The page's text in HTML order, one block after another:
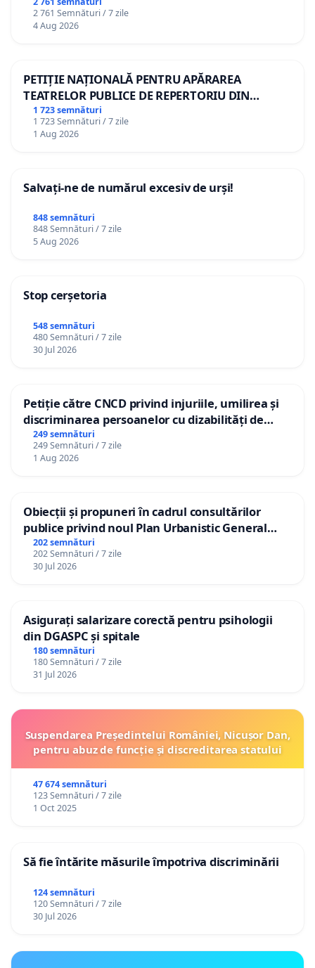
2 761 Semnături / 7 zile
4 Aug 2026
PETIȚIE NAȚIONALĂ PENTRU APĂRAREA
TEATRELOR PUBLICE DE REPERTORIU DIN
ROMÂNIA
1 723 semnături
1 723 Semnături / 7 zile
1 Aug 2026
Salvați-ne de numărul excesiv de urși!
848 semnături
848 Semnături / 7 zile
5 Aug 2026
Stop cerșetoria
548 semnături
480 Semnături / 7 zile
30 Jul 2026
Petiție către CNCD privind injuriile, umilirea și
discriminarea persoanelor cu dizabilități de
către utilizatorul TikTok „Gorici”
249 semnături
249 Semnături / 7 zile
1 Aug 2026
Obiecții și propuneri în cadrul consultărilor
publice privind noul Plan Urbanistic General
(PUG) Ialoveni
202 semnături
202 Semnături / 7 zile
30 Jul 2026
Asigurați salarizare corectă pentru psihologii
din DGASPC și spitale
180 semnături
180 Semnături / 7 zile
31 Jul 2026
Suspendarea Președintelui României, Nicușor Dan,
pentru abuz de funcție și discreditarea statului
47 674 semnături
123 Semnături / 7 zile
1 Oct 2025
Să fie întărite măsurile împotriva discriminării
124 semnături
120 Semnături / 7 zile
30 Jul 2026